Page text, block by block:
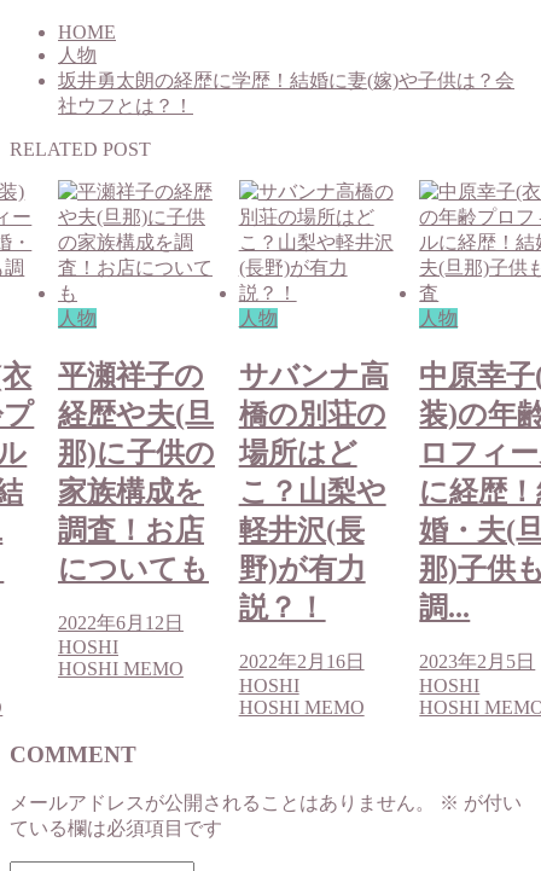
HOME
人物
坂井勇太朗の経歴に学歴！結婚に妻(嫁)や子供は？会
社ウフとは？！
RELATED POST
人物
平瀬祥子の
経歴や夫(旦
那)に子供の
家族構成を
調査！お店
についても
2022年6月12日
HOSHI
HOSHI MEMO
人物
サバンナ高
橋の別荘の
場所はど
こ？山梨や
軽井沢(長
野)が有力
説？！
2022年2月16日
HOSHI
HOSHI MEMO
人物
中原幸
装)の年
ロフィ
に経歴
婚・夫(
那)子供
調...
2023年2月5日
HOSHI
HOSHI
COMMENT
メールアドレスが公開されることはありません。 ※ が付い
ている欄は必須項目です